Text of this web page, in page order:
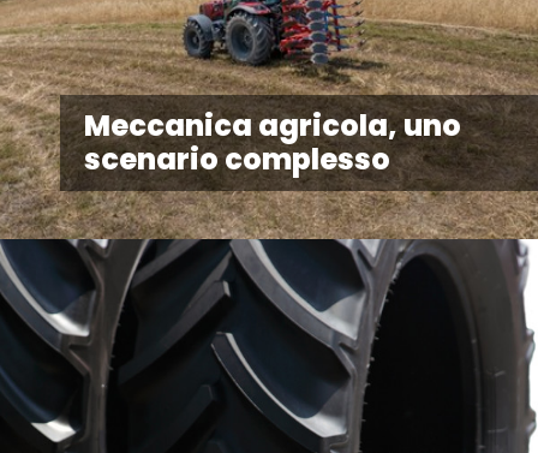
Meccanica agricola, uno
scenario complesso